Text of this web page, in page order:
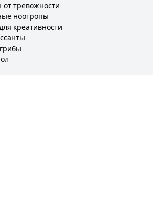
тревожности
ноотропы
креативности